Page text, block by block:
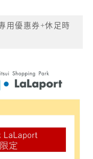
用優惠券+休足時